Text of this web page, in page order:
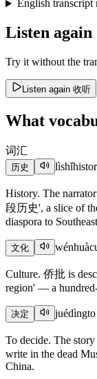
English transcript
Listen again
Try it without the
Listen again 收听
What
词汇
历史 lìshǐ
History. The
段历史', a slice of
diaspora to
文化 wénhuà
Culture. 侨批 is
region' — a
决定 juédìng
To decide. The
write in the dead
China.